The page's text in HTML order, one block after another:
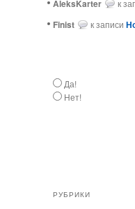
AleksKarter к
Finist
к записи
Да!
Нет!
РУБРИКИ